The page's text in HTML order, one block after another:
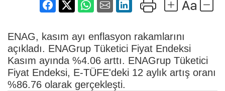
ENAG, kasım ayı enflasyon rakamlarını
açıkladı. ENAGrup Tüketici Fiyat Endeksi
Kasım ayında %4.06 arttı. ENAGrup Tüketici
Fiyat Endeksi, E-TÜFE'deki 12 aylık artış oranı
%86.76 olarak gerçekleşti.